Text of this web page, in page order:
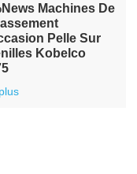
Excavatrice
Kobelco
Pelle Excavatrice
De 7,5
À Vendre